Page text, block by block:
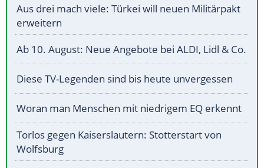
Aus drei mach viele: Türkei will neuen Militärpakt
erweitern
Ab 10. August: Neue Angebote bei ALDI, Lidl & Co.
Diese TV-Legenden sind bis heute unvergessen
Woran man Menschen mit niedrigem EQ erkennt
Torlos gegen Kaiserslautern: Stotterstart von
Wolfsburg